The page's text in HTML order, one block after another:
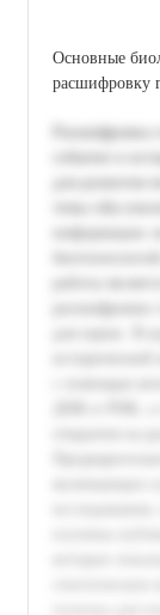
Основные
расшифровку